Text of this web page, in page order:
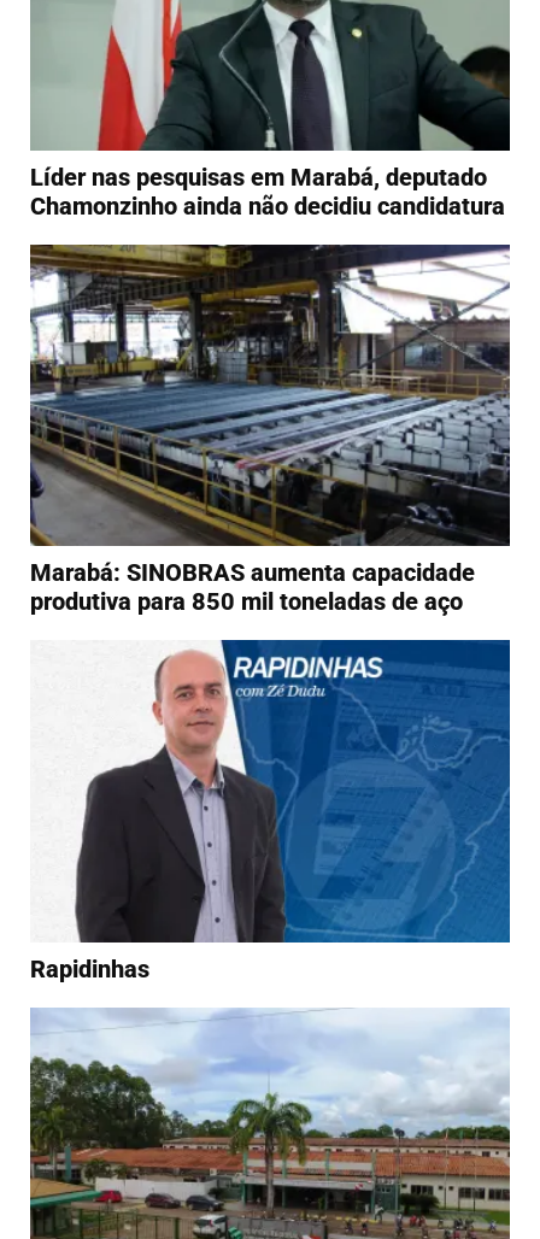
Líder nas pesquisas em Marabá, deputado
Chamonzinho ainda não decidiu candidatura
Marabá: SINOBRAS aumenta capacidade
produtiva para 850 mil toneladas de aço
Rapidinhas